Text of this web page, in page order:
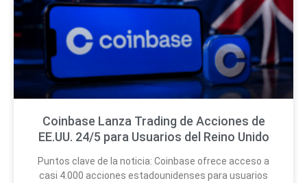
Coinbase Lanza Trading de Acciones de
EE.UU. 24/5 para Usuarios del Reino Unido
Puntos clave de la noticia: Coinbase ofrece acceso a
casi 4.000 acciones estadounidenses para usuarios